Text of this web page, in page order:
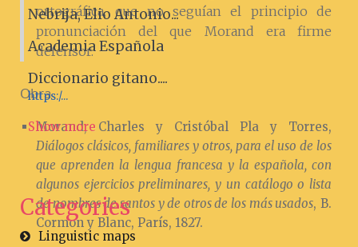
ortográfica, que no seguían el principio de
pronunciación del que Morand era firme
defensor.
Obra
Morand, Charles y Cristóbal Pla y Torres,
Diálogos clásicos, familiares y otros, para el uso de los
que aprenden la lengua francesa y la española, con
algunos ejercicios preliminares, y un catálogo o lista
de nombres de santos y de otros de los más usados, B.
Cormon y Blanc, París, 1827.
Nebrija, Elio Antonio...
Academia Española
Diccionario gitano....
https:/...
Show more
Categories
Linguistic maps